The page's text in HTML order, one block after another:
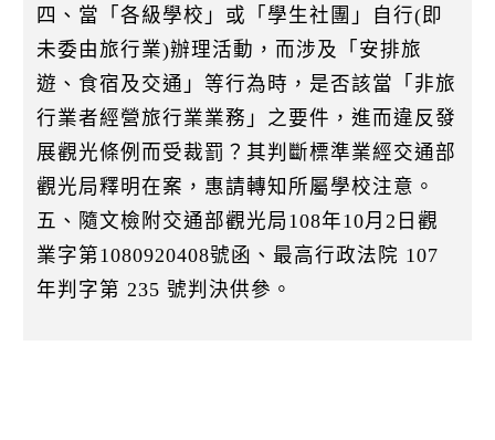
四、當「各級學校」或「學生社團」自行(即
未委由旅行業)辦理活動，而涉及「安排旅
遊、食宿及交通」等行為時，是否該當「非旅
行業者經營旅行業業務」之要件，進而違反發
展觀光條例而受裁罰？其判斷標準業經交通部
觀光局釋明在案，惠請轉知所屬學校注意。
五、隨文檢附交通部觀光局108年10月2日觀
業字第1080920408號函、最高行政法院 107
年判字第 235 號判決供參。